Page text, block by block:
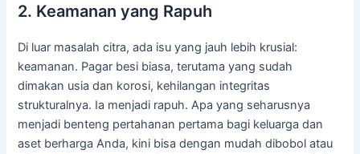
2. Keamanan yang Rapuh
Di luar masalah citra, ada isu yang jauh lebih krusial:
keamanan. Pagar besi biasa, terutama yang sudah
dimakan usia dan korosi, kehilangan integritas
strukturalnya. Ia menjadi rapuh. Apa yang seharusnya
menjadi benteng pertahanan pertama bagi keluarga dan
aset berharga Anda, kini bisa dengan mudah dibobol atau